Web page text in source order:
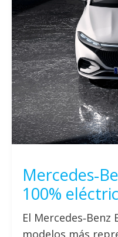
100%
tecnología
El Mercedes‑Benz